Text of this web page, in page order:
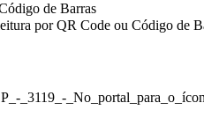
de Barras
por QR Code ou Código de
_3119_-